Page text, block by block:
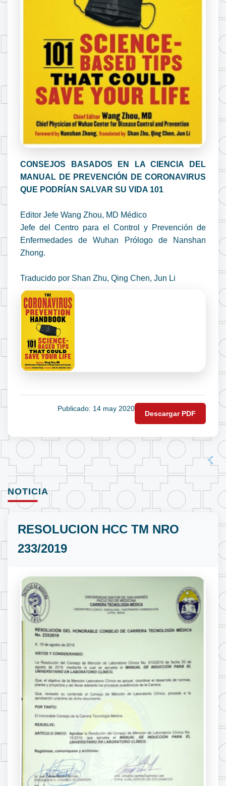
CONSEJOS BASADOS EN LA CIENCIA DEL
MANUAL DE PREVENCIÓN DE CORONAVIRUS
QUE PODRÍAN SALVAR SU VIDA 101
Editor Jefe Wang Zhou, MD Médico
Jefe del Centro para el Control y Prevención de
Enfermedades de Wuhan Prólogo de Nanshan
Zhong.
Traducido por Shan Zhu, Qing Chen, Jun Li
Publicado: 14 may 2020
Descargar PDF
NOTICIA
RESOLUCION HCC TM NRO
233/2019